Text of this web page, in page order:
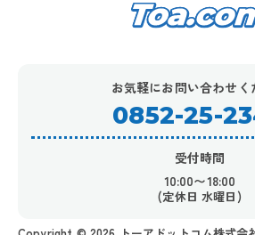
お気軽にお問い合わせく
0852-25-
受付時間
10:00〜18:00
(定休日 水曜日)